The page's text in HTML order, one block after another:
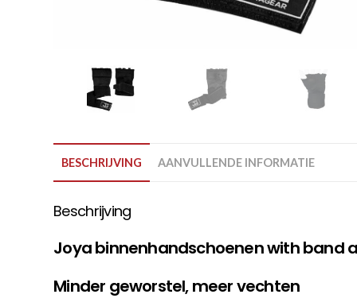
BESCHRIJVING AANVULLENDE INFORMATIE
Beschrijving
Joya binnenhandschoenen with band
Minder geworstel, meer vechten